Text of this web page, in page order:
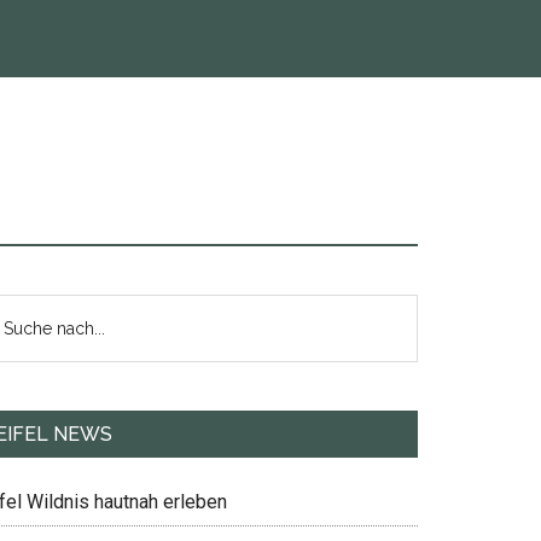
Seitenspalte
NEWS
Wildnis hautnah erleben